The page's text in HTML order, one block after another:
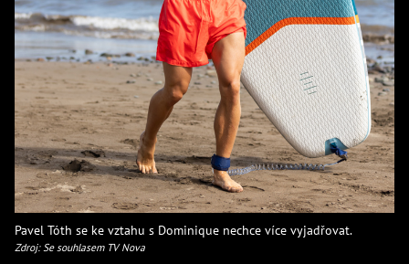
Pavel Tóth se ke vztahu s Dominique nechce více vyjadřovat.
Zdroj: Se souhlasem TV Nova